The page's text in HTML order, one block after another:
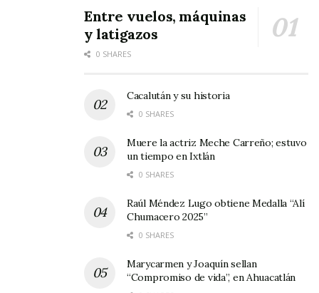
Entre vuelos, máquinas
y latigazos
0 SHARES
Cacalután y su historia
0 SHARES
Muere la actriz Meche Carreño; estuvo
un tiempo en Ixtlán
0 SHARES
Raúl Méndez Lugo obtiene Medalla “Alí
Chumacero 2025”
0 SHARES
Marycarmen y Joaquín sellan
“Compromiso de vida”, en Ahuacatlán